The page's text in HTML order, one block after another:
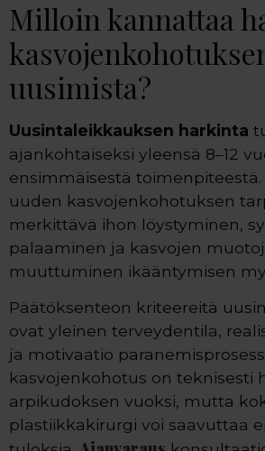
Milloin kannattaa
uusimista?
Uusintaleikkauksen harkinta
ajankohtaiseksi yleensä 8–12
ensimmäisestä
uuden kasvojenkohotuksen
merkittävä ihon löystyminen,
palaaminen ja kasvojen
muuttuminen ikääntymisen
Päätöksenteon kriteereitä
ovat yleinen terveydentila,
ja motivaatio
kasvojenkohotus on teknisesti
arpikudoksen vuoksi, mutta
plastiikkakirurgi voi saavuttaa